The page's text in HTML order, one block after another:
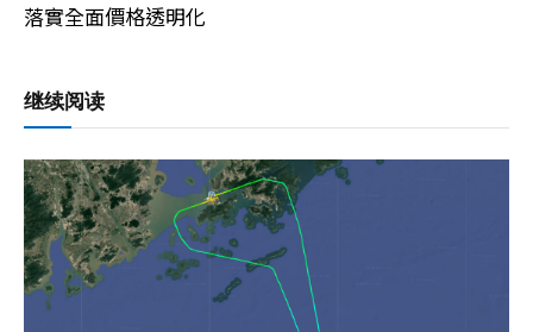
落實全面價格透明化
继续阅读